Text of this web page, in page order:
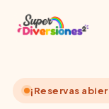
¡Reservas